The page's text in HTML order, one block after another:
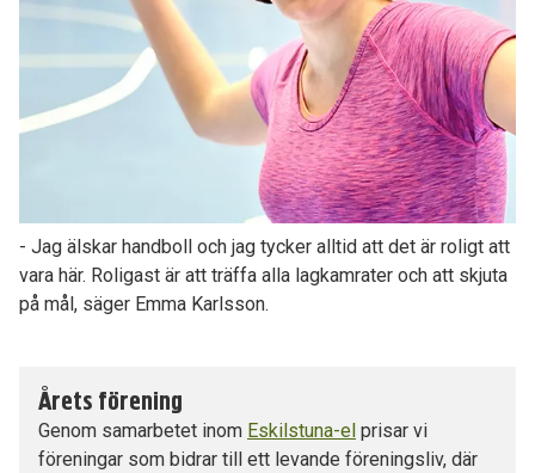
- Jag älskar handboll och jag tycker alltid att det är roligt att
vara här. Roligast är att träffa alla lagkamrater och att skjuta
på mål, säger Emma Karlsson.
Årets förening
Genom samarbetet inom Eskilstuna-el prisar vi
föreningar som bidrar till ett levande föreningsliv, där